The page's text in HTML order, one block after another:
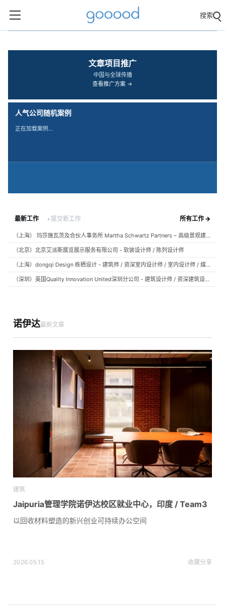
搜索
文章项目推广
中国与全球传播
查看推广方案 →
人气公司随机案例
正在加载案例…
最新工作 +提交新工作 所有工作 →
（上海） 玛莎施瓦茨及合伙人事务所 Martha Schwartz Partners – 高级景观建筑师 Senior Landscape Designer / 景观建筑师 Landscape Designer
（北京）北京艾派斯展览展示服务有限公司 - 软装设计师 / 陈列设计师
（上海）dongqi Design 栋栖设计 - 建筑师 / 资深室内设计师 / 室内设计师 / 媒体及公共关系主管 / 设计实习生（常年招聘）
（深圳）英国Quality Innovation United深圳分公司 - 建筑设计师 / 资深建筑设计师 / 室内设计师 / 设计实习生
诺伊达最新文章
建筑
Jaipuria管理学院诺伊达校区就业中心，印度 / Team3
以回收材料塑造的新兴创业可持续办公空间
2026.05.15 收藏分享